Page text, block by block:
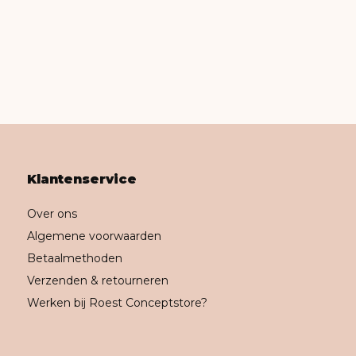
Klantenservice
Over ons
Algemene voorwaarden
Betaalmethoden
Verzenden & retourneren
Werken bij Roest Conceptstore?